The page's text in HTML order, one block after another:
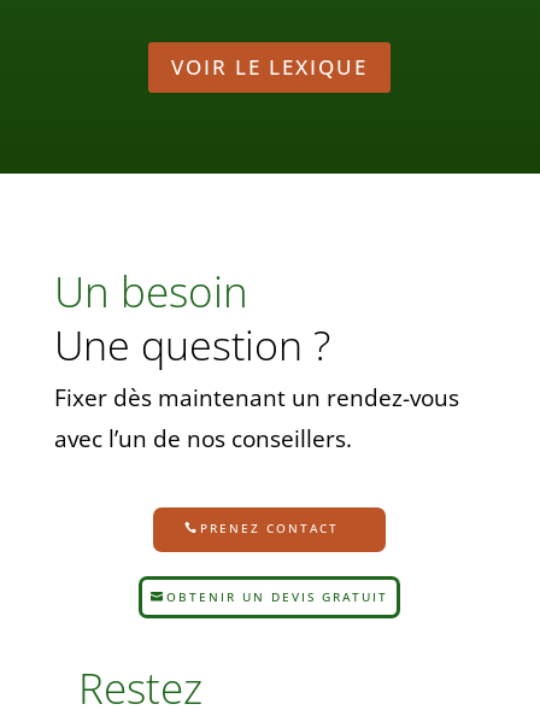
VOIR LE LEXIQUE
Un besoin
Une question ?
Fixer dès maintenant un rendez-vous
avec l’un de nos conseillers.
PRENEZ CONTACT
OBTENIR UN DEVIS GRATUIT
Restez